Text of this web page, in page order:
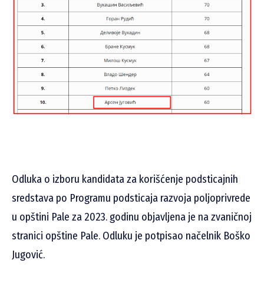
Odluka o izboru kandidata za korišćenje podsticajnih
sredstava po Programu podsticaja razvoja poljoprivrede
u opštini Pale za 2023. godinu objavljena je na zvaničnoj
stranici opštine Pale. Odluku je potpisao načelnik Boško
Jugović.